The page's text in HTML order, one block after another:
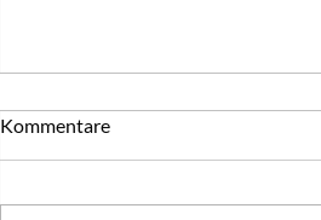
Silvester - ein Tag voller
Möglichkeiten
Kommentare